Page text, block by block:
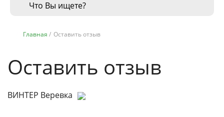
Главная / Оставить отзыв
Оставить отзыв
ВИНТЕР Веревка